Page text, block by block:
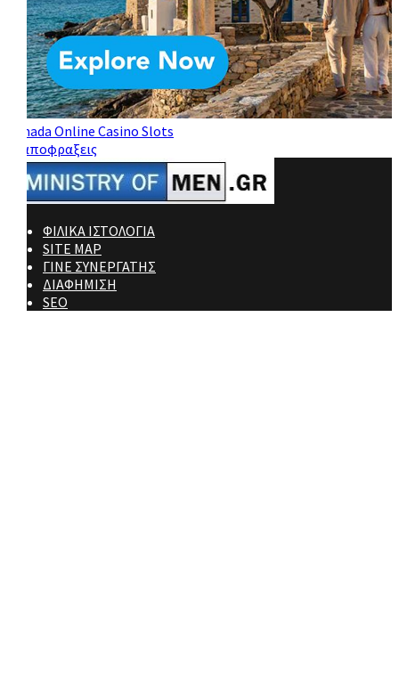
Canada Online Casino Slots
ΦΙΛΙΚΑ ΙΣΤΟΛΟΓΙΑ
SITE MAP
ΓΙΝΕ ΣΥΝΕΡΓΑΤΗΣ
ΔΙΑΦΗΜΙΣΗ
SEO